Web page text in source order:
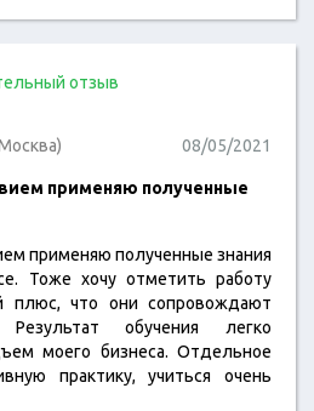
отзыв
08/05/2021
применяю полученные
применяю полученные знания
Тоже хочу отметить работу
плюс, что они сопровождают
обучения легко
моего бизнеса. Отдельное
практику, учиться очень